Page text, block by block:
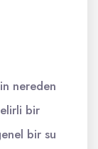
nereden
bir
bir su